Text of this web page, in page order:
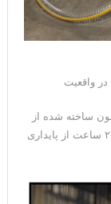
ساخته شده از
آن نمونه‌برداری صورت گرفت که برای مدت حداقل ۲ ساعت از پایداری